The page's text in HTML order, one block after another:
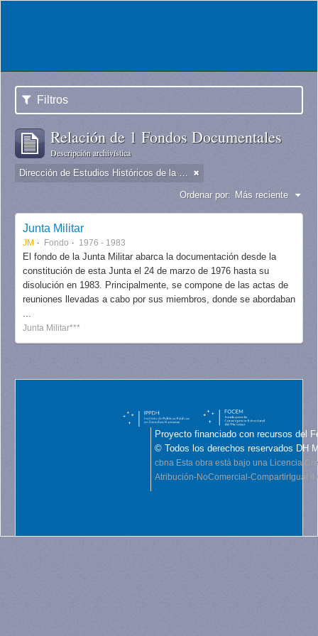
Filtros
Relación de 1 Fondos Documentales
Descripción archivística
Dirección de Estudios Históricos de la Fuerza Aérea
Ordenar por: Más reciente
Junta Militar
JM Fondo 1976 - 1983
El fondo de la Junta Militar abarca la documentación desde la
constitución de esta Junta el 24 de marzo de 1976 hasta su
disolución en 1983. Principalmente, se compone de las actas de
reuniones llevadas a cabo por sus miembros, donde se abordaban
...
Junta Militar***
Proyecto financiado con recursos del
© Todos los derechos reservados DH
cbna Esta obra está bajo una Licencia
Atribución-NoComercial-CompartirIgual